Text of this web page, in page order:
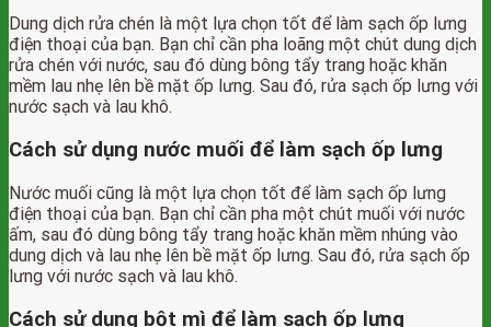
Dung dịch rửa chén là một lựa chọn tốt để làm sạch ốp lưng
điện thoại của bạn. Bạn chỉ cần pha loãng một chút dung dịch
rửa chén với nước, sau đó dùng bông tẩy trang hoặc khăn
mềm lau nhẹ lên bề mặt ốp lưng. Sau đó, rửa sạch ốp lưng với
nước sạch và lau khô.
Cách sử dụng nước muối để làm sạch ốp lưng
Nước muối cũng là một lựa chọn tốt để làm sạch ốp lưng
điện thoại của bạn. Bạn chỉ cần pha một chút muối với nước
ấm, sau đó dùng bông tẩy trang hoặc khăn mềm nhúng vào
dung dịch và lau nhẹ lên bề mặt ốp lưng. Sau đó, rửa sạch ốp
lưng với nước sạch và lau khô.
Cách sử dụng bột mì để làm sạch ốp lưng